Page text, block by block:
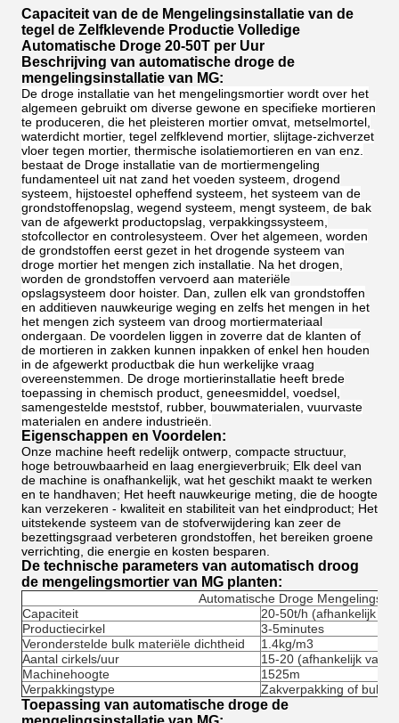
Capaciteit van de de Mengelingsinstallatie van de
tegel de Zelfklevende Productie Volledige
Automatische Droge 20-50T per Uur
Beschrijving van automatische droge de
mengelingsinstallatie van MG:
De droge installatie van het mengelingsmortier wordt over het
algemeen gebruikt om diverse gewone en specifieke mortieren
te produceren, die het pleisteren mortier omvat, metselmortel,
waterdicht mortier, tegel zelfklevend mortier, slijtage-zichverzet
vloer tegen mortier, thermische isolatiemortieren en van enz.
bestaat de Droge installatie van de mortiermengeling
fundamenteel uit nat zand het voeden systeem, drogend
systeem, hijstoestel opheffend systeem, het systeem van de
grondstoffenopslag, wegend systeem, mengt systeem, de bak
van de afgewerkt productopslag, verpakkingssysteem,
stofcollector en controlesysteem. Over het algemeen, worden
de grondstoffen eerst gezet in het drogende systeem van
droge mortier het mengen zich installatie. Na het drogen,
worden de grondstoffen vervoerd aan materiële
opslagsysteem door hoister. Dan, zullen elk van grondstoffen
en additieven nauwkeurige weging en zelfs het mengen in het
het mengen zich systeem van droog mortiermateriaal
ondergaan. De voordelen liggen in zoverre dat de klanten of
de mortieren in zakken kunnen inpakken of enkel hen houden
in de afgewerkt productbak die hun werkelijke vraag
overeenstemmen. De droge mortierinstallatie heeft brede
toepassing in chemisch product, geneesmiddel, voedsel,
samengestelde meststof, rubber, bouwmaterialen, vuurvaste
materialen en andere industrieën.
Eigenschappen en Voordelen:
Onze machine heeft redelijk ontwerp, compacte structuur,
hoge betrouwbaarheid en laag energieverbruik; Elk deel van
de machine is onafhankelijk, wat het geschikt maakt te werken
en te handhaven; Het heeft nauwkeurige meting, die de hoogte
kan verzekeren - kwaliteit en stabiliteit van het eindproduct; Het
uitstekende systeem van de stofverwijdering kan zeer de
bezettingsgraad verbeteren grondstoffen, het bereiken groene
verrichting, die energie en kosten besparen.
De technische parameters van automatisch droog
de mengelingsmortier van MG planten:
Automatische Droge
Capaciteit
20-50t/h (afhankelijk
Productiecirkel
3-5minutes
Veronderstelde bulk materiële dichtheid
1.4kg/m3
Aantal cirkels/uur
15-20 (afhankelijk van
Machinehoogte
1525m
Verpakkingstype
Zakverpakking of
Toepassing van automatische droge de